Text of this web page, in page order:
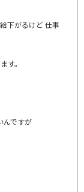
下がるけど 仕事
す。
んですが